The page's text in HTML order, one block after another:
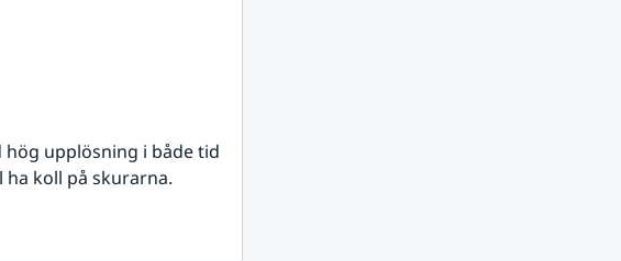
upplösning i både tid
koll på skurarna.